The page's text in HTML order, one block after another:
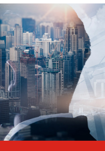
限公司
專業軸承銷售、研發、出口特
司。 公司依托長江三角洲，立